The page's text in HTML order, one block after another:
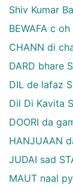
Shiv Kumar
BEWAFA c oh
CHANN di
DARD bhare
DIL de lafaz
Dil Di Kavita
DOORI da
HANJUAAN
JUDAI sad
MAUT naal